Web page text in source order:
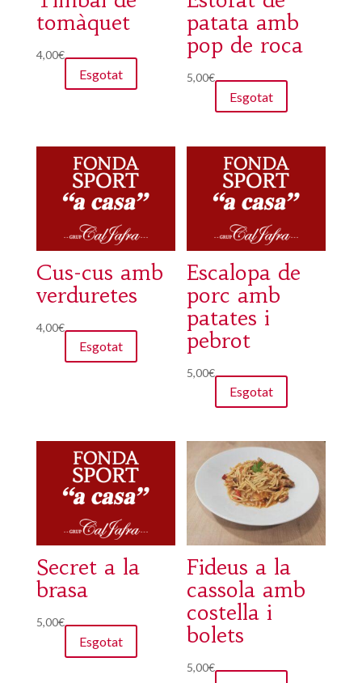
tomàquet
4,00€
Esgotat
patata amb
pop de roca
5,00€
Esgotat
Cus-cus amb
verduretes
4,00€
Esgotat
Escalopa de
porc amb
patates i
pebrot
5,00€
Esgotat
Secret a la
brasa
5,00€
Esgotat
Fideus a la
cassola amb
costella i
bolets
5,00€